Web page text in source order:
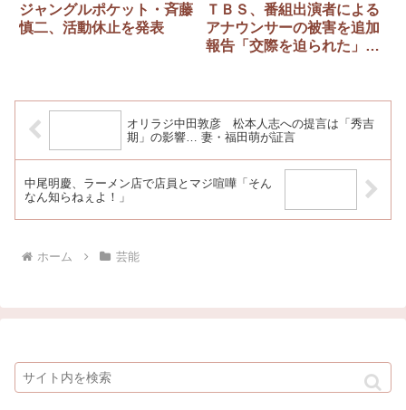
ジャングルポケット・斉藤
慎二、活動休止を発表
ＴＢＳ、番組出演者による
アナウンサーの被害を追加
報告「交際を迫られた」
オリラジ中田敦彦 松本人志への提言は「秀吉
期」の影響… 妻・福田萌が証言
中尾明慶、ラーメン店で店員とマジ喧嘩「そん
なん知らねぇよ！」
ホーム 芸能